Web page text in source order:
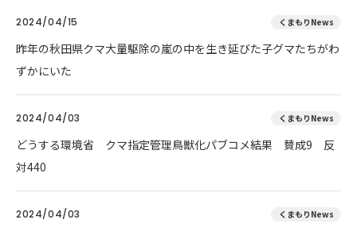
2024/04/15 くまもりNews
昨年の秋田県クマ大量駆除の嵐の中を生き延びた子グマたちがわ
ずかにいた
2024/04/03 くまもりNews
どうする環境省 クマ指定管理鳥獣化パブコメ結果 賛成9 反
対440
2024/04/03 くまもりNews